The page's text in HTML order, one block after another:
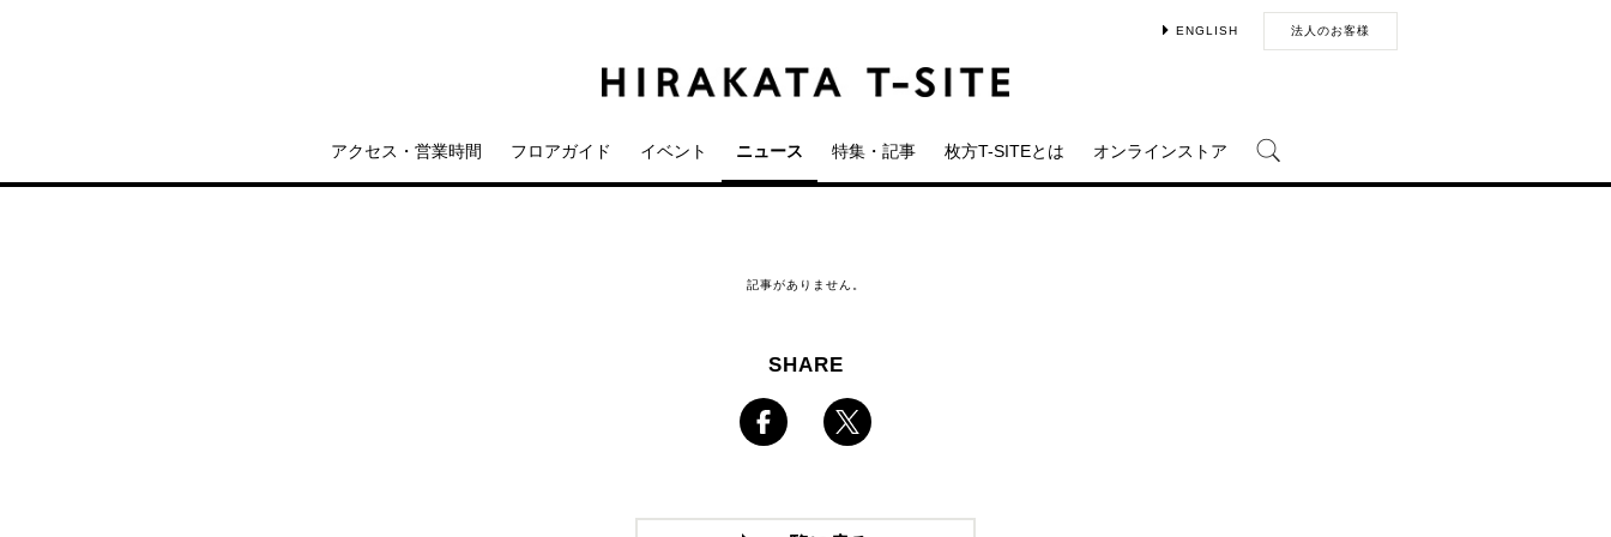
ENGLISH 法人のお客様
アクセス・営業時間 フロアガイド イベント ニュース 特集・記事 枚方T-SITEとは オンラインストア
記事がありません。
SHARE